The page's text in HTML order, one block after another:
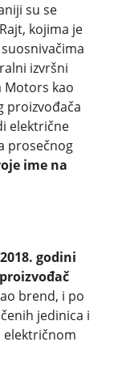
su se
kojima je
izvršni
Motors kao
proizvođača
električne
prosečnog
ime na
godini
brend, i po
jedinica i
električnom